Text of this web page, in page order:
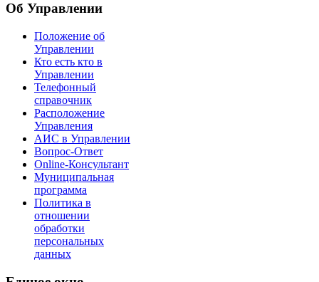
Об Управлении
Положение об
Управлении
Кто есть кто в
Управлении
Телефонный
справочник
Расположение
Управления
АИС в Управлении
Вопрос-Ответ
Online-Консультант
Муниципальная
программа
Политика в
отношении
обработки
персональных
данных